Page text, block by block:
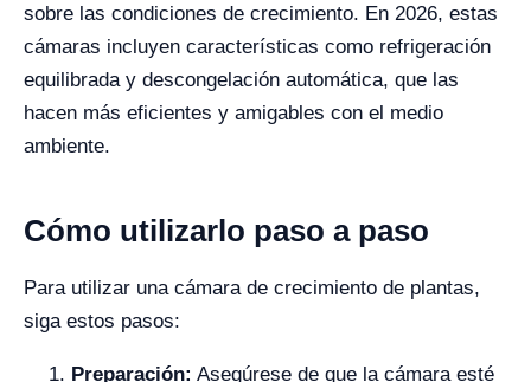
sobre las condiciones de crecimiento. En 2026, estas
cámaras incluyen características como refrigeración
equilibrada y descongelación automática, que las
hacen más eficientes y amigables con el medio
ambiente.
Cómo utilizarlo paso a paso
Para utilizar una cámara de crecimiento de plantas,
siga estos pasos:
Preparación: Asegúrese de que la cámara esté